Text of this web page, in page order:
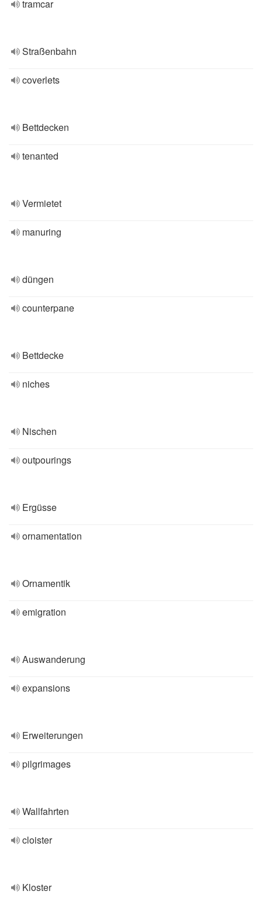
tramcar
Straßenbahn
coverlets
Bettdecken
tenanted
Vermietet
manuring
düngen
counterpane
Bettdecke
niches
Nischen
outpourings
Ergüsse
ornamentation
Ornamentik
emigration
Auswanderung
expansions
Erweiterungen
pilgrimages
Wallfahrten
cloister
Kloster